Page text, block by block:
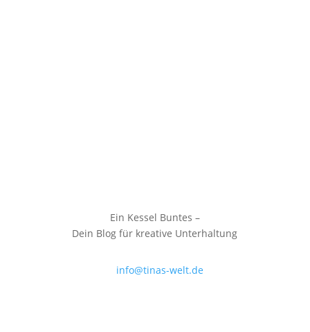
Ein Kessel Buntes –
Dein Blog für kreative Unterhaltung
info@tinas-welt.de